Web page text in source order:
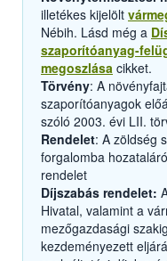
illetékes kijelölt
Nébih. Lásd még a
szaporítóanyag-
megoszlása cikket.
Törvény: A
szaporítóanyagok
szóló 2003. évi LII.
Rendelet: A zöldség
forgalomba
rendelet
Díjszabás rendelet:
Hivatal, valamint a
mezőgazdasági
kezdeményezett